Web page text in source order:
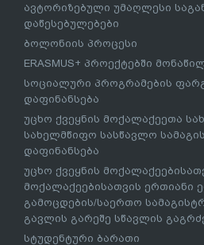
ავტორიზებული უმაღლესი
დაწესებულებები
ბოლონიის პროცესი
ERASMUS+ პროექტებში
სოციალური პროგრამების
დაფინანსება
უცხო ქვეყნის მოქალაქეეთა
სახელმწიფო სასწავლო
დაფინანსება
უცხო ქვეყნის
მოქალაქეებისათვის ერთიანი
გამოცდების/საერთო
გავლის გარეშე სწავლის
სტუდენტური ბარათი